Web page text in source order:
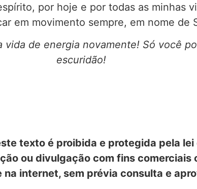
por hoje e por todas as minhas
em movimento sempre, em nome de
de energia novamente! Só você
escuridão!
texto é proibida e protegida pela
ou divulgação com fins comerciais
internet, sem prévia consulta e